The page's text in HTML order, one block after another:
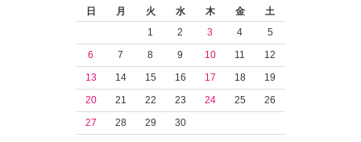
日
月 火 水 木 金
土
1
2 3 4
5
6
7 8 9 10 11
12
13
14 15 16 17 18
19
20
21 22 23 24 25
26
27
28 29 30